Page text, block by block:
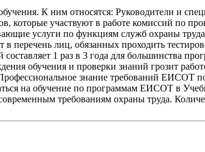
К ним относятся: Руководители и
которые участвуют в работе комиссий по
услуги по функциям служб охраны
перечень лиц, обязанных проходить
1 раз в 3 года для большинства
обучения и проверки знаний грозит
знание требований ЕИСОТ
на обучение по программам ЕИСОТ в
требованиям охраны труда.